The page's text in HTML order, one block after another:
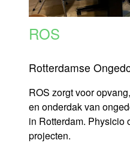
ROS
Rotterdamse
ROS zorgt voor
en onderdak van
in Rotterdam. Physicio
projecten.